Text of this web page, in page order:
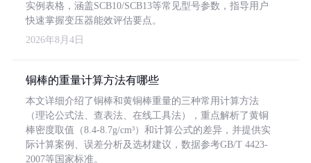
实例表格，涵盖SCB10/SCB13等常见型号参数，指导用户
快速掌握变压器能效评估要点。
2026年8月4日
铜棒的重量计算方法有哪些
本文详细介绍了铜棒和黄铜棒重量的三种常用计算方法
（理论公式法、查表法、在线工具法），重点解析了黄铜
棒密度取值（8.4-8.7g/cm³）和计算公式的差异，并提供实
际计算案例、误差分析及选材建议，数据参考GB/T 4423-
2007等国家标准。